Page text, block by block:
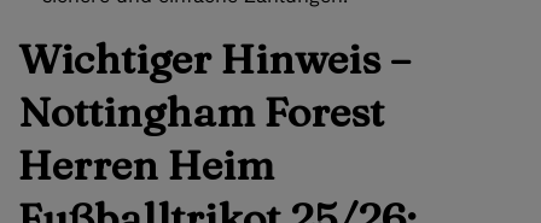
Wichtiger Hinweis –
Nottingham Forest
Herren Heim